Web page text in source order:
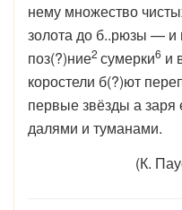
нему множество
золота до б..рюзы — и
поз(?)ние2 сумерки6 и
коростели б(?)ют
первые звёзды а заря
далями и туманами.
(К.